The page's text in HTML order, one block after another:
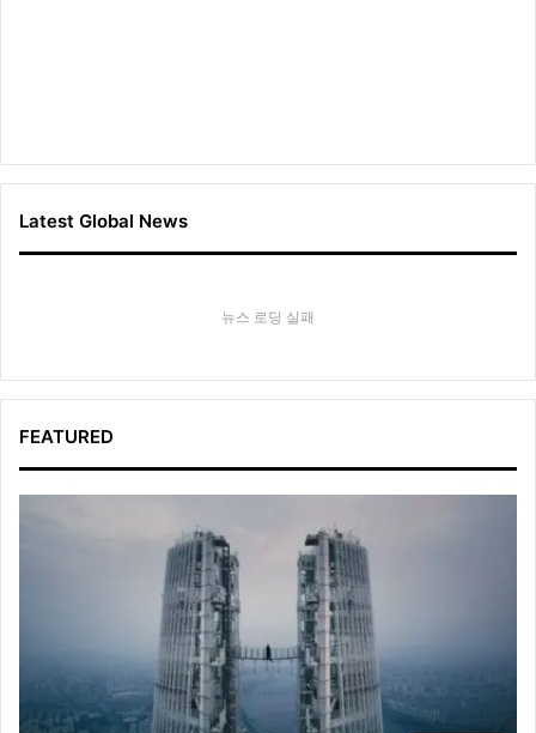
Latest Global News
뉴스 로딩 실패
FEATURED